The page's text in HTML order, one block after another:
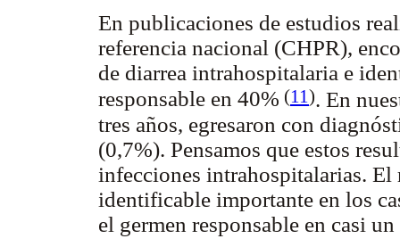
En publicaciones de estudios
referencia nacional (CHPR),
de diarrea intrahospitalaria e
responsable en 40% (11). En
tres años, egresaron con
(0,7%). Pensamos que estos
infecciones intrahospitalarias. El
identificable importante en los
el germen responsable en casi